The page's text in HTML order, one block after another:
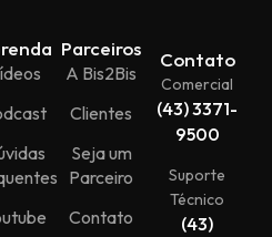
Parceiros
A Bis2Bis
Clientes
Seja um
Parceiro
Contato
Contato
Comercial
(43) 3371-
9500
Suporte
Técnico
(43)